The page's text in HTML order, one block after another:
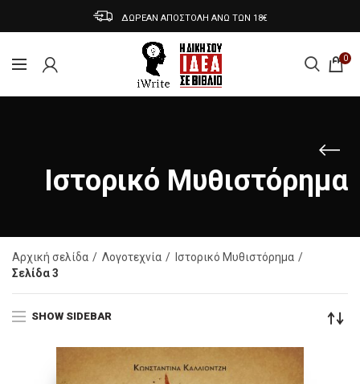
ΔΩΡΕΑΝ ΑΠΟΣΤΟΛΗ ΑΝΩ ΤΩΝ 18€
0
Ιστορικό Μυθιστόρημα
Αρχική σελίδα Λογοτεχνία
Ιστορικό Μυθιστόρημα
Σελίδα 3
SHOW SIDEBAR